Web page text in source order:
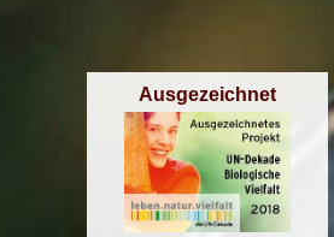
Ausgezeichnet